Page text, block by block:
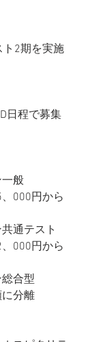
ト2期を実施
日程で募集
般
000円から
通テスト
000円から
合型
分離